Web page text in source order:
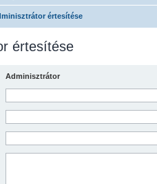
értesítése
értesítése
Adminisztrátor